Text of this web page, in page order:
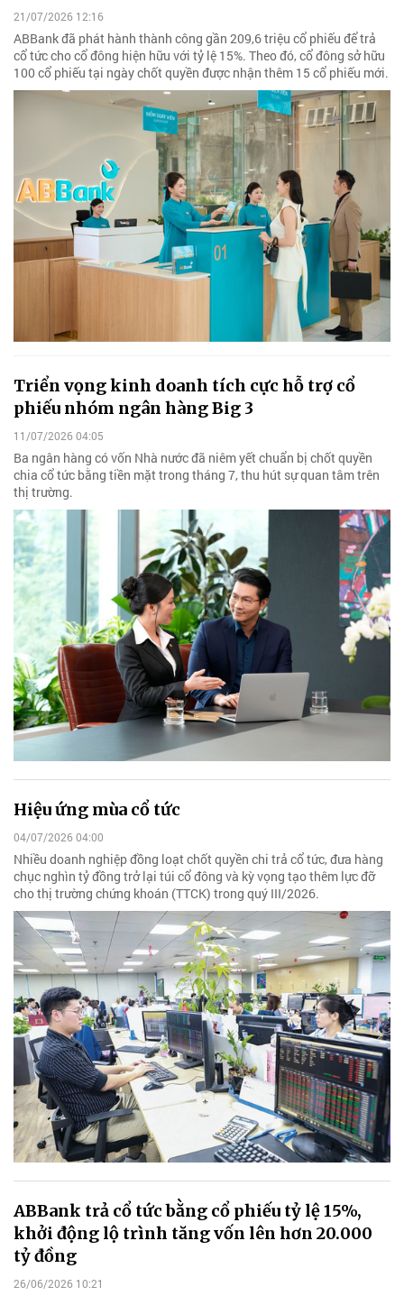
21/07/2026 12:16
ABBank đã phát hành thành công gần 209,6 triệu cổ phiếu để trả
cổ tức cho cổ đông hiện hữu với tỷ lệ 15%. Theo đó, cổ đông sở hữu
100 cổ phiếu tại ngày chốt quyền được nhận thêm 15 cổ phiếu mới.
Triển vọng kinh doanh tích cực hỗ trợ cổ
phiếu nhóm ngân hàng Big 3
11/07/2026 04:05
Ba ngân hàng có vốn Nhà nước đã niêm yết chuẩn bị chốt quyền
chia cổ tức bằng tiền mặt trong tháng 7, thu hút sự quan tâm trên
thị trường.
Hiệu ứng mùa cổ tức
04/07/2026 04:00
Nhiều doanh nghiệp đồng loạt chốt quyền chi trả cổ tức, đưa hàng
chục nghìn tỷ đồng trở lại túi cổ đông và kỳ vọng tạo thêm lực đỡ
cho thị trường chứng khoán (TTCK) trong quý III/2026.
ABBank trả cổ tức bằng cổ phiếu tỷ lệ 15%,
khởi động lộ trình tăng vốn lên hơn 20.000
tỷ đồng
26/06/2026 10:21